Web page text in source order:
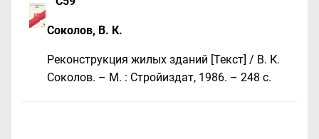
Соколов, В. К.
Реконструкция жилых зданий [Текст] / В. К.
Соколов. – М. : Стройиздат, 1986. – 248 c.